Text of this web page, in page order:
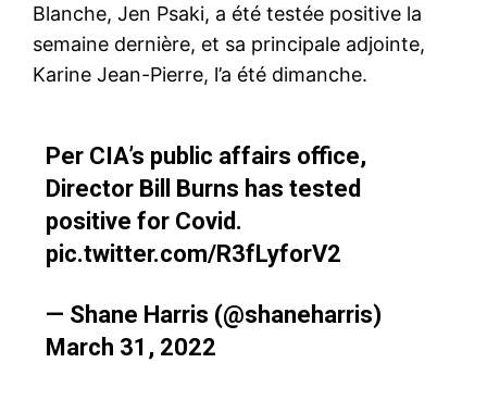
Blanche, Jen Psaki, a été testée positive la
semaine dernière, et sa principale adjointe,
Karine Jean-Pierre, l’a été dimanche.
Per CIA’s public affairs office,
Director Bill Burns has tested
positive for Covid.
pic.twitter.com/R3fLyforV2
— Shane Harris (@shaneharris)
March 31, 2022